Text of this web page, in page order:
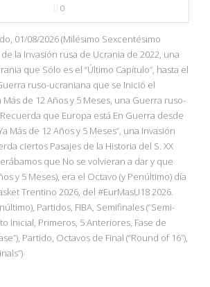
0
01/08/2026 (Milésimo Sexcentésimo
la Invasión rusa de Ucrania de 2022, una
que Sólo es el “Último Capítulo”, hasta el
ruso-ucraniana que se Inició el
Más de 12 Años y 5 Meses, una Guerra ruso-
que Europa está En Guerra desde
Más de 12 Años y 5 Meses”, una Invasión
ciertos Pasajes de la Historia del S. XX
que No se volvieran a dar y que
y 5 Meses), era el Octavo (y Penúltimo) día
Trentino 2026, del #EurMasU18 2026.
Partidos, FIBA, Semifinales (“Semi-
Inicial, Primeros, 5 Anteriores, Fase de
Partido, Octavos de Final (“Round of 16”),